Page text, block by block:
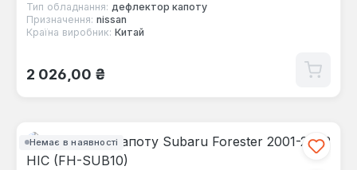
Тип обладнання: дефлектор капоту
Призначення: nissan
Країна виробник: Китай
Звичайна ціна:
2 026,00 ₴
Немає в наявності